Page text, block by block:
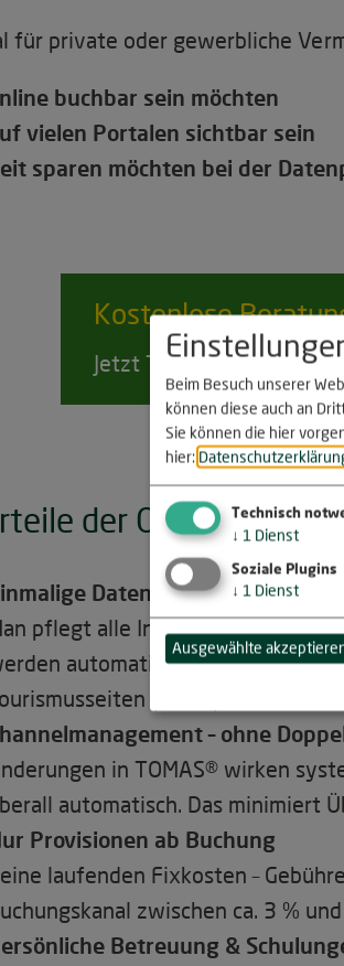
für private oder gewerbliche
buchbar sein möchten
vielen Portalen sichtbar sein
sparen möchten bei der
Kostenlose
Jetzt Termin vereinbaren!
der
Datenpflege→hohe
pflegt alle Inhalte (Preise,
automatisch an
(Naturpark
– ohne
in TOMAS® wirken
automatisch. Das minimiert
Provisionen ab Buchung
laufenden Fixkosten –
zwischen ca. 3 %
Betreuung &
Beim Besuch unserer
können diese auch an
Sie können die hier
hier:
Technisch
↓ 1 Dienst
Soziale Plugins
↓ 1 Dienst
Ausgewählte